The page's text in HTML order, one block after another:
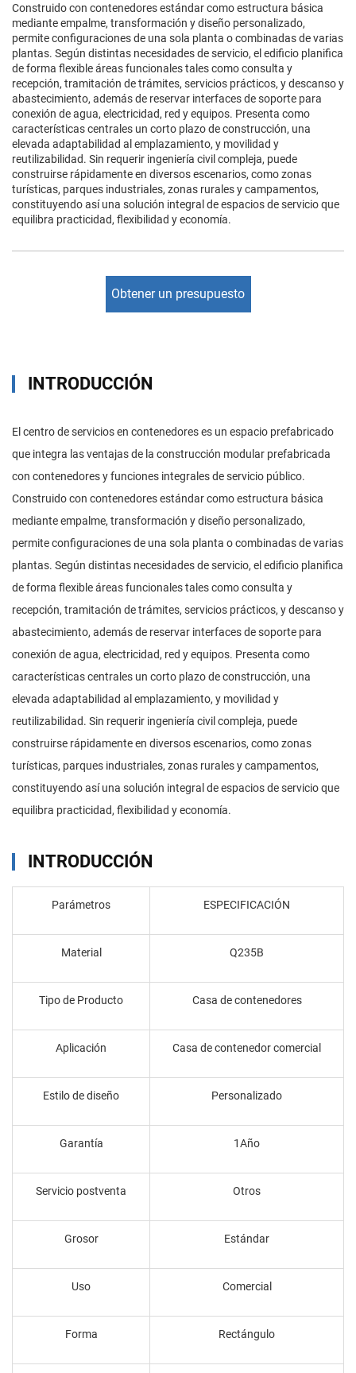
Construido con contenedores estándar como estructura básica
mediante empalme, transformación y diseño personalizado,
permite configuraciones de una sola planta o combinadas de varias
plantas. Según distintas necesidades de servicio, el edificio planifica
de forma flexible áreas funcionales tales como consulta y
recepción, tramitación de trámites, servicios prácticos, y descanso y
abastecimiento, además de reservar interfaces de soporte para
conexión de agua, electricidad, red y equipos. Presenta como
características centrales un corto plazo de construcción, una
elevada adaptabilidad al emplazamiento, y movilidad y
reutilizabilidad. Sin requerir ingeniería civil compleja, puede
construirse rápidamente en diversos escenarios, como zonas
turísticas, parques industriales, zonas rurales y campamentos,
constituyendo así una solución integral de espacios de servicio que
equilibra practicidad, flexibilidad y economía.
Obtener un presupuesto
INTRODUCCIÓN
El centro de servicios en contenedores es un espacio prefabricado
que integra las ventajas de la construcción modular prefabricada
con contenedores y funciones integrales de servicio público.
Construido con contenedores estándar como estructura básica
mediante empalme, transformación y diseño personalizado,
permite configuraciones de una sola planta o combinadas de varias
plantas. Según distintas necesidades de servicio, el edificio planifica
de forma flexible áreas funcionales tales como consulta y
recepción, tramitación de trámites, servicios prácticos, y descanso y
abastecimiento, además de reservar interfaces de soporte para
conexión de agua, electricidad, red y equipos. Presenta como
características centrales un corto plazo de construcción, una
elevada adaptabilidad al emplazamiento, y movilidad y
reutilizabilidad. Sin requerir ingeniería civil compleja, puede
construirse rápidamente en diversos escenarios, como zonas
turísticas, parques industriales, zonas rurales y campamentos,
constituyendo así una solución integral de espacios de servicio que
equilibra practicidad, flexibilidad y economía.
INTRODUCCIÓN
Parámetros ESPECIFICACIÓN
Material Q235B
Tipo de Producto Casa de contenedores
Aplicación Casa de contenedor comercial
Estilo de diseño Personalizado
Garantía 1Año
Servicio postventa Otros
Grosor Estándar
Uso Comercial
Forma Rectángulo